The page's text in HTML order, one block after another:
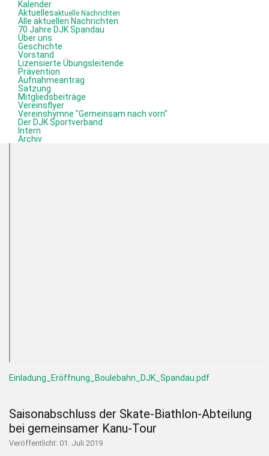
Kalender
Aktuellesaktuelle Nachrichten
Alle aktuellen Nachrichten
70 Jahre DJK Spandau
Über uns
Geschichte
Vorstand
Lizensierte Übungsleitende
Prävention
Aufnahmeantrag
Satzung
Mitgliedsbeiträge
Vereinsflyer
Vereinshymne "Gemeinsam nach vorn"
Der DJK Sportverband
Intern
Archiv
Einladung_Eröffnung_Boulebahn_DJK_Spandau.pdf
Saisonabschluss der Skate-Biathlon-Abteilung
bei gemeinsamer Kanu-Tour
Veröffentlicht: 01. Juli 2019